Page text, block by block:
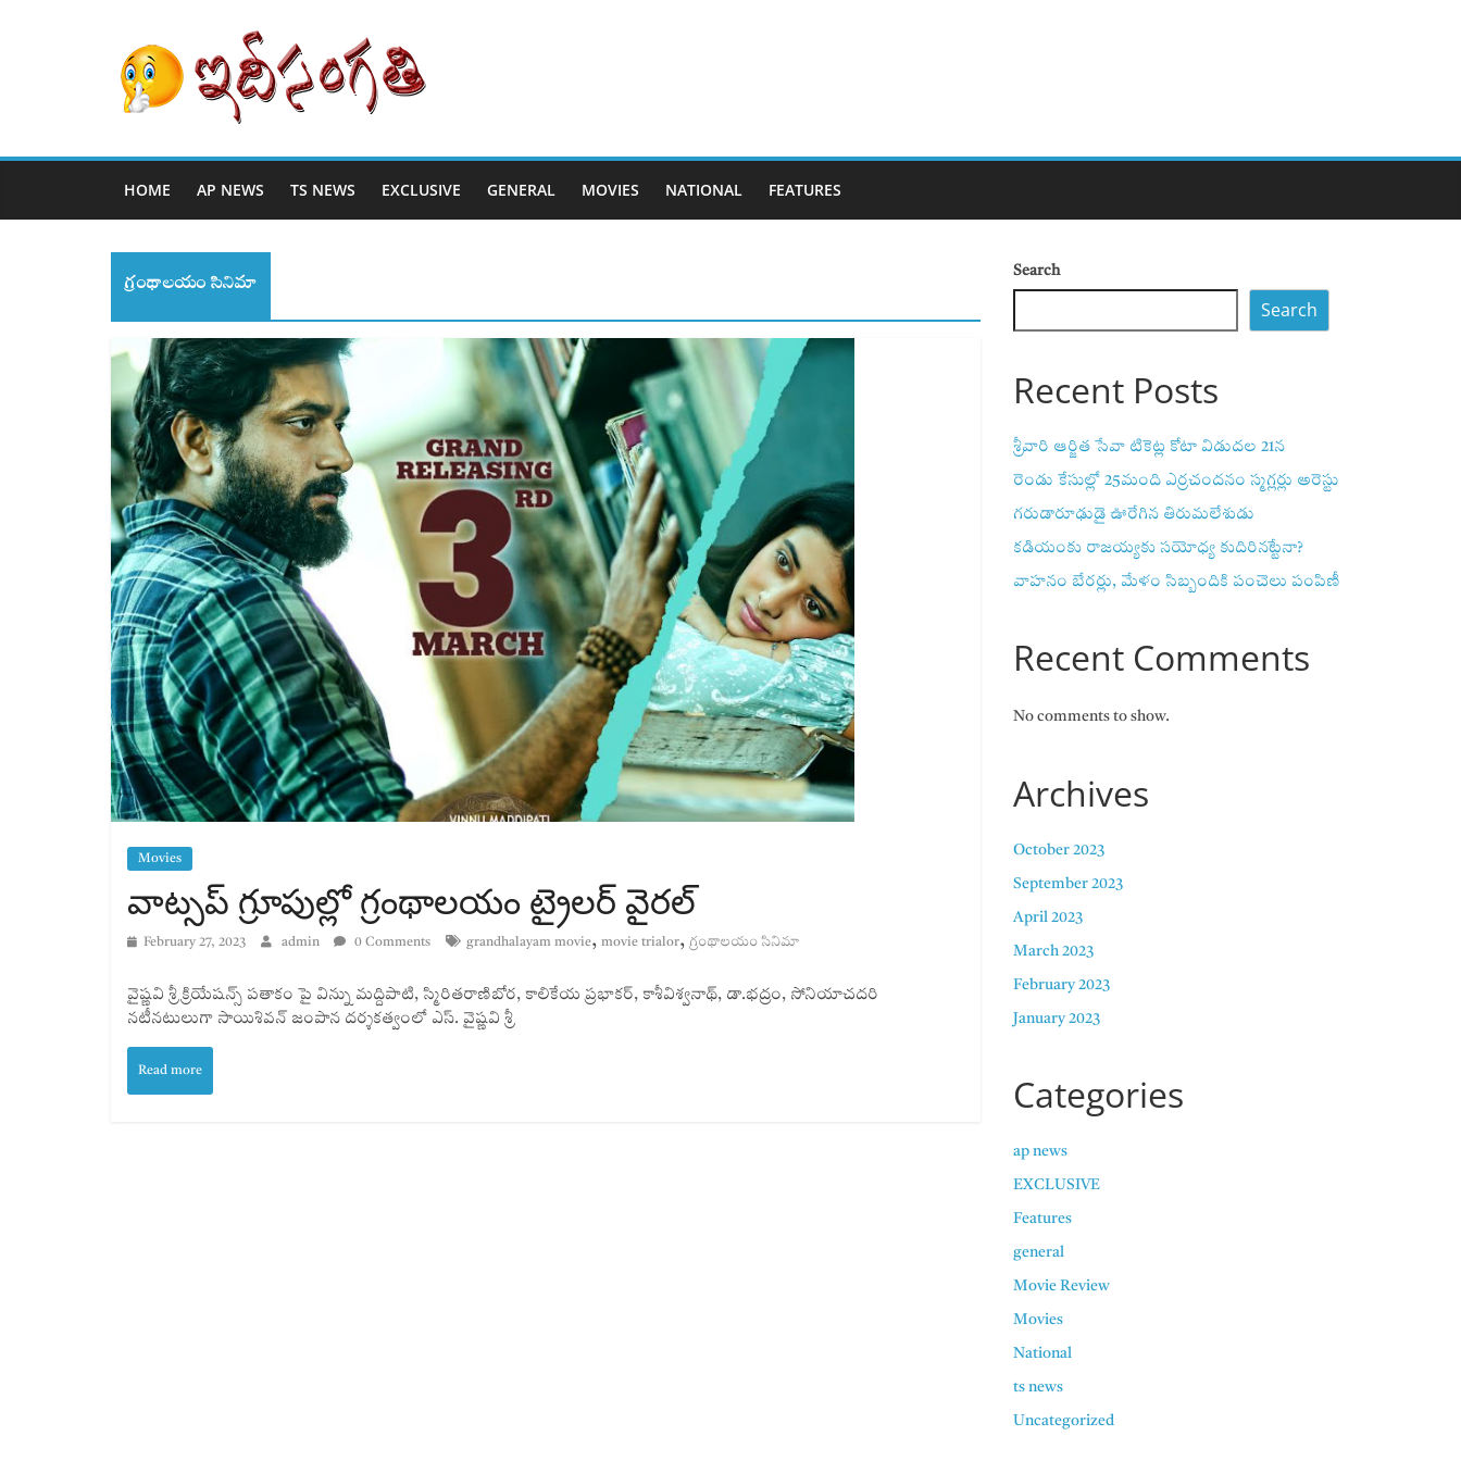
HOME AP NEWS TS NEWS EXCLUSIVE GENERAL MOVIES NATIONAL FEATURES
గ్రంథాలయం సినిమా
Movies
వాట్సప్ గ్రూపుల్లో గ్రంథాలయం ట్రైలర్ వైరల్
February 27, 2023 admin 0 Comments grandhalayam movie, movie trialor, గ్రంథాలయం సినిమా
వైష్ణవి శ్రీ క్రియేషన్స్‌ పతాకం పై విన్ను మద్దిపాటి, స్మిరితరాణిబోర, కాలికేయ ప్రభాకర్‌, కాశీవిశ్వనాథ్‌, డా.భద్రం, సోనియాచదరి
నటీనటులుగా సాయిశివన్‌ జంపాన దర్శకత్వంలో ఎస్‌. వైష్ణవి శ్రీ
Read more
Search
Search
Recent Posts
శ్రీవారి ఆర్జిత సేవా టికెట్ల కోటా విడుదల 21న
రెండు కేసుల్లో 25మంది ఎర్రచందనం స్మగ్లర్లు అరెస్టు
గరుడారూఢుడై ఊరేగిన తిరుమలేశుడు
కడియంకు రాజయ్యకు సయోధ్య కుదిరినట్టేనా?
వాహ‌నం బేర‌ర్లు, మేళం సిబ్బందికి పంచెలు పంపిణీ
Recent Comments
No comments to show.
Archives
October 2023
September 2023
April 2023
March 2023
February 2023
January 2023
Categories
ap news
EXCLUSIVE
Features
general
Movie Review
Movies
National
ts news
Uncategorized